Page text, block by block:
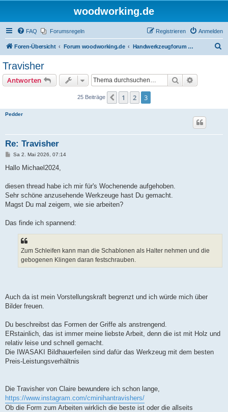
woodworking.de
FAQ Forumsregeln Anmelden
Registrieren
Foren-Übersicht Forum woodworking.de Handwerkzeugforum - das leise Forum
Travisher
Antworten Suche
25 Beiträge Vorherige
1 2 3
Pedder
Re: Travisher
B
i
a
Sa 2. Mai 2026, 07:14
Hallo Michael2024,
diesen thread habe ich mir für's Wochenende aufgehoben.
Sehr schöne anzusehende Werkzeuge hast Du gemacht.
Magst Du mal zeigem, wie sie arbeiten?
Das finde ich spannend:
Zum Schleifen kann man die Schablonen als Halter nehmen und die
gebogenen Klingen daran festschrauben.
Auch da ist mein Vorstellungskraft begrenzt und ich würde mich über
Bilder freuen.
Du beschreibst das Formen der Griffe als anstrengend.
ERstainlich, das ist immer meine liebste Arbeit, denn die ist mit Holz und
relativ leise und schnell gemacht.
Die IWASAKI Bildhauerfeilen sind dafür das Werkzeug mit dem besten
Preis-Leistungsverhältnis
Die Travisher von Claire bewundere ich schon lange,
https://www.instagram.com/cminihantravishers/
Ob die Form zum Arbeiten wirklich die beste ist oder die allseits